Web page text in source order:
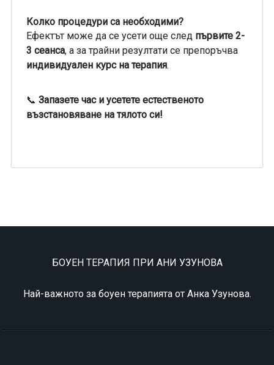
Колко процедури са необходими?
Ефектът може да се усети още след първите 2-
3 сеанса, а за трайни резултати се препоръчва
индивидуален курс на терапия.
📞 Запазете час и усетете естественото
възстановяване на тялото си!
БОУЕН ТЕРАПИЯ ПРИ АНИ УЗУНОВА
Най-важното за боуен терапията от Анка Узунова.